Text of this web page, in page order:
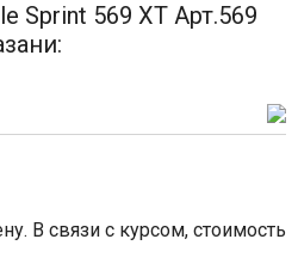
Sprint 569 XT Арт.569
В связи с курсом, стоимость